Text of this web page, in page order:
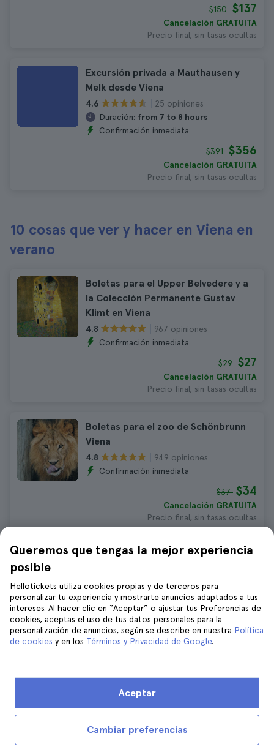
$150 $137
Cancelación GRATUITA
Precio final, sin tasas ocultas
Excursión privada a Mauthausen y
Melk desde Viena
4.6
25 opiniones
Duración: from 7 to 8 hours
Confirmación inmediata
$391 $356
Cancelación GRATUITA
Precio final, sin tasas ocultas
10 cosas que ver y hacer en Viena en
verano
Boletas para el Upper Belvedere y a
la Colección Permanente Gustav
Klimt en Viena
4.8
967 opiniones
Confirmación inmediata
$29 $27
Cancelación GRATUITA
Precio final, sin tasas ocultas
Boletas para el zoo de Schönbrunn
Viena
4.8
949 opiniones
Confirmación inmediata
$37 $34
Cancelación GRATUITA
Precio final, sin tasas ocultas
Entradas para el concierto de Las
4.8
780 opiniones
Duración: 1 hour 15 minutes
Confirmación inmediata
$48 $44
Cancelación GRATUITA
Vienna Pass
4.7
1.302 opiniones
Confirmación inmediata
$133 $121
Queremos que tengas la mejor experiencia
posible
Hellotickets utiliza cookies propias y de terceros para
personalizar tu experiencia y mostrarte anuncios adaptados a tus
intereses. Al hacer clic en “Aceptar” o ajustar tus Preferencias de
cookies, aceptas el uso de tus datos personales para la
personalización de anuncios, según se describe en nuestra Política
de cookies y en los Términos y Privacidad de Google.
Cambiar preferencias
Aceptar